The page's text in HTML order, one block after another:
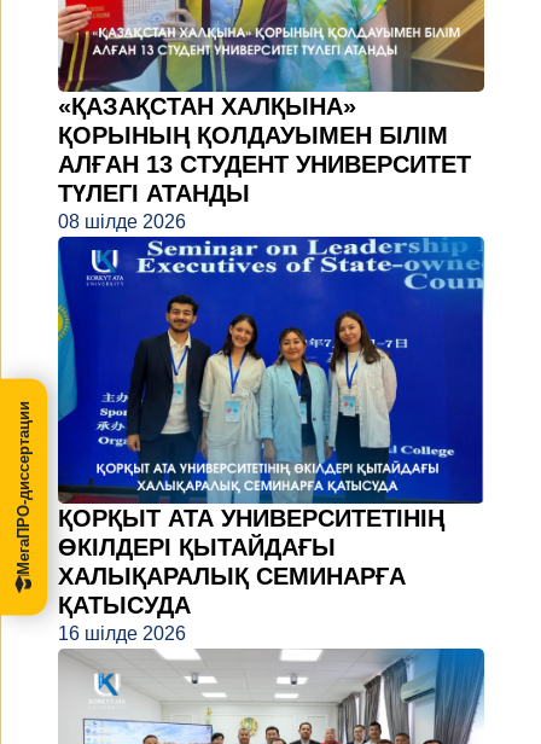
«ҚАЗАҚСТАН ХАЛҚЫНА»
ҚОРЫНЫҢ ҚОЛДАУЫМЕН БІЛІМ
АЛҒАН 13 СТУДЕНТ УНИВЕРСИТЕТ
ТҮЛЕГІ АТАНДЫ
08 шілде 2026
ҚОРҚЫТ АТА УНИВЕРСИТЕТІНІҢ
ӨКІЛДЕРІ ҚЫТАЙДАҒЫ
ХАЛЫҚАРАЛЫҚ СЕМИНАРҒА
ҚАТЫСУДА
16 шілде 2026
МегаПРО-диссертации